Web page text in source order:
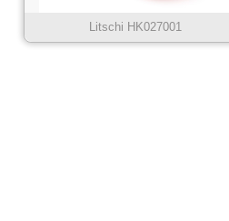
Litschi HK027001